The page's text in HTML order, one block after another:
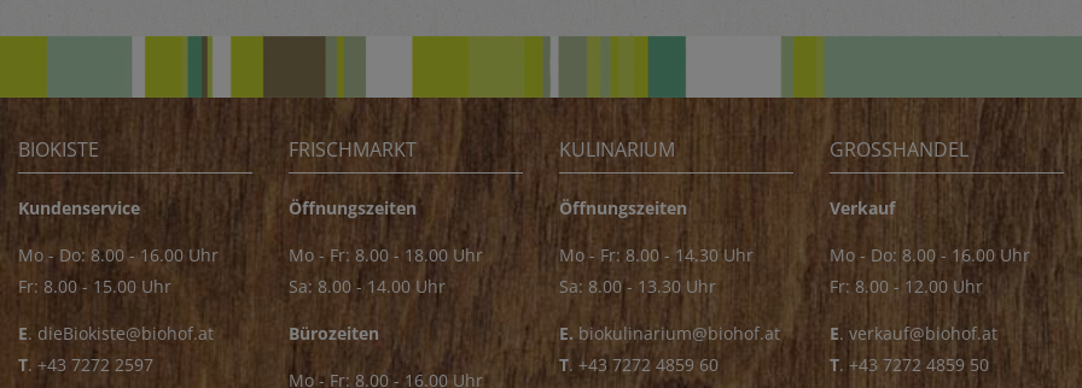
BIOKISTE
Kundenservice
Mo - Do: 8.00 - 16.00 Uhr
Fr: 8.00 - 15.00 Uhr
E. dieBiokiste@biohof.at
T. +43 7272 2597
FRISCHMARKT
Öffnungszeiten
Mo - Fr: 8.00 - 18.00 Uhr
Sa: 8.00 - 14.00 Uhr
Bürozeiten
Mo - Fr: 8.00 - 16.00 Uhr
KULINARIUM
Öffnungszeiten
Mo - Fr: 8.00 - 14.30 Uhr
Sa: 8.00 - 13.30 Uhr
E. biokulinarium@biohof.at
T. +43 7272 4859 60
GROSSHANDEL
Verkauf
Mo - Do: 8.00 - 16.00 Uhr
Fr: 8.00 - 12.00 Uhr
E. verkauf@biohof.at
T. +43 7272 4859 50